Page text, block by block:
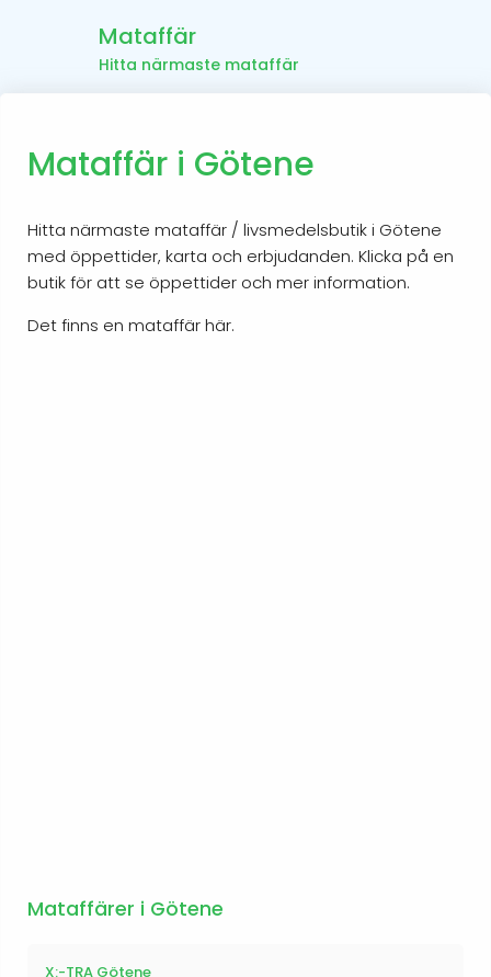
Mataffär
Hitta närmaste mataffär
Mataffär i Götene
Hitta närmaste mataffär / livsmedelsbutik i Götene
med öppettider, karta och erbjudanden. Klicka på en
butik för att se öppettider och mer information.
Det finns en mataffär här.
Mataffärer i Götene
X:-TRA Götene